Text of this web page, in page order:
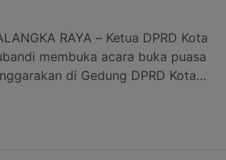
RAYA – Ketua DPRD Kota
membuka acara buka puasa
di Gedung DPRD Kota
termasuk tokoh agama dari
pondok pesantren, serta anak-